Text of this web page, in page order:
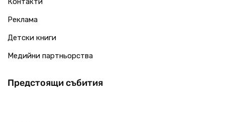
Реклама
Детски книги
Медийни партньорства
Предстоящи събития